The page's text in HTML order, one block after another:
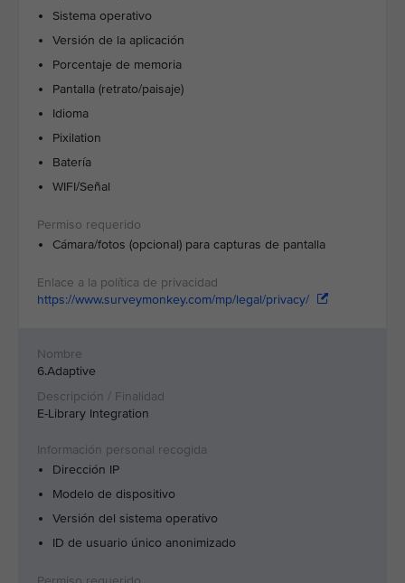
Sistema operativo
Versión de la aplicación
Porcentaje de memoria
Pantalla (retrato/paisaje)
Idioma
Pixilation
Batería
WIFI/Señal
Cámara/fotos (opcional) para capturas de pantalla
https://www.surveymonkey.com/mp/legal/privacy/
6.Adaptive
E-Library Integration
Dirección IP
Modelo de dispositivo
Versión del sistema operativo
ID de usuario único anonimizado